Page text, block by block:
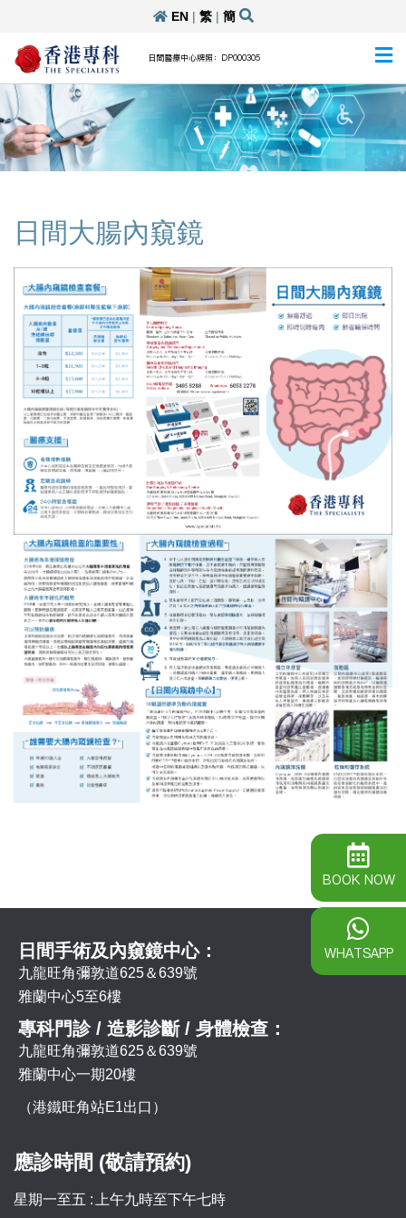
EN| 繁| 簡
日間醫療中心牌照：DP000305
日間大腸內窺鏡
日間手術及內窺鏡中心：
九龍旺角彌敦道625＆639號
雅蘭中心5至6樓
專科門診 / 造影診斷 / 身體檢查：
九龍旺角彌敦道625＆639號
雅蘭中心一期20樓
（港鐵旺角站E1出口）
應診時間 (敬請預約)
星期一至五 : 上午九時至下午七時
BOOK NOW
WHATSAPP